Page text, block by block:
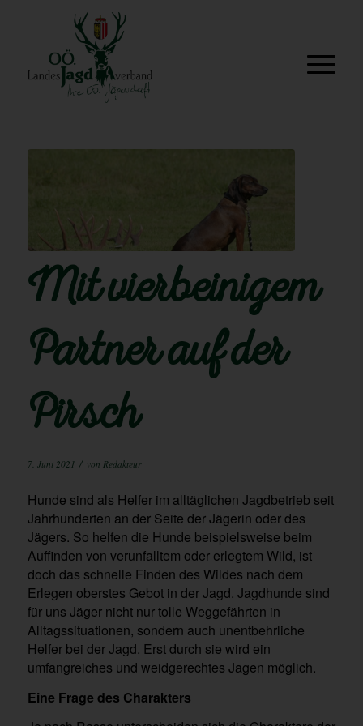
Mit vierbeinigem
Partner auf der
Pirsch
7. Juni 2021 / von Redakteur
Hunde sind als Helfer im alltäglichen Jagdbetrieb seit
Jahrhunderten an der Seite der Jägerin oder des
Jägers. So helfen die Hunde beispielsweise beim
Auffinden von verunfalltem oder erlegtem Wild, ist
doch das schnelle Finden des Wildes nach dem
Erlegen oberstes Gebot in der Jagd. Jagdhunde sind
für uns Jäger nicht nur tolle Weggefährten in
Alltagssituationen, sondern auch unentbehrliche
Helfer bei der Jagd. Erst durch sie wird ein
umfangreiches und weidgerechtes Jagen möglich.
Eine Frage des Charakters